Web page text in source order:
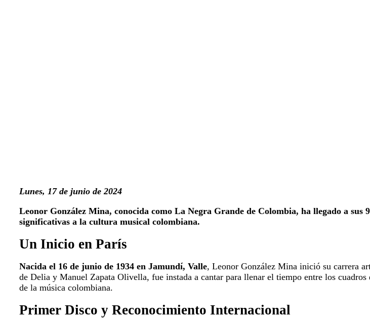
Lunes, 17 de junio de 2024
Leonor González Mina, conocida como La Negra Grande de Colombia, ha llegado a
significativas a la cultura musical colombiana.
Un Inicio en París
Nacida el 16 de junio de 1934 en Jamundí, Valle, Leonor González Mina inició su carrera
de Delia y Manuel Zapata Olivella, fue instada a cantar para llenar el tiempo entre los
de la música colombiana.
Primer Disco y Reconocimiento Internacional